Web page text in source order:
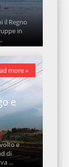
il Regno
in
e
e
di
...
more »